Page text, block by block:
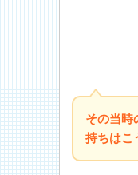
その当時
持ちはこ